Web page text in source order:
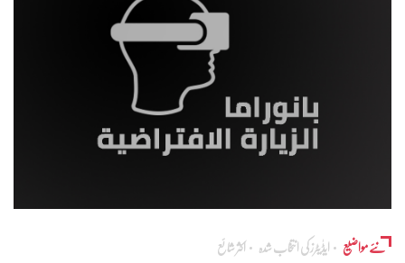
نئے مواضیع ایڈٰیٹرز کی انتخاب شدہ اکثر شائع